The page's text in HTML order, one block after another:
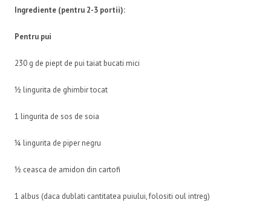
Ingrediente (pentru 2-3 portii):
Pentru pui
230 g de piept de pui taiat bucati mici
½ lingurita de ghimbir tocat
1 lingurita de sos de soia
¼ lingurita de piper negru
½ ceasca de amidon din cartofi
1 albus (daca dublati cantitatea puiului, folositi oul intreg)